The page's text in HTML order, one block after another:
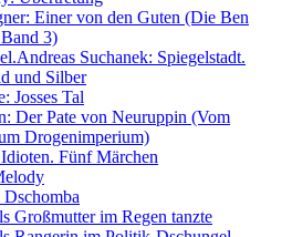
Einer von den Guten (Die Ben
3)
Suchanek: Spiegelstadt.
und Silber
Josses Tal
Der Pate von Neuruppin (Vom
Drogenimperium)
Fünf Märchen
Großmutter im Regen tanzte